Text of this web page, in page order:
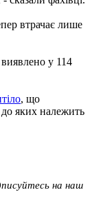
втрачає лише
у 114
, що
до яких належить
на наш